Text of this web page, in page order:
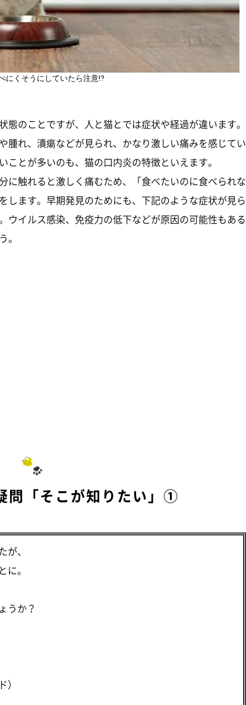
にくそうにしていたら注意⁉
のことですが、人と猫とでは症状や経過が違います。
腫れ、潰瘍などが見られ、かなり激しい痛みを感じてい
とが多いのも、猫の口内炎の特徴といえます。
に触れると激しく痛むため、「食べたいのに食べられな
します。早期発見のためにも、下記のような症状が見ら
ウイルス感染、免疫力の低下などが原因の可能性もある
。
問「そこが知りたい」①
、
。
うか？